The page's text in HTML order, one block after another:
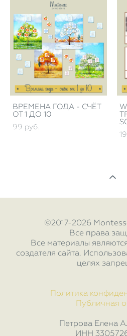
ВРЕМЕНА ГОДА - СЧЁТ
ОТ 1 ДО 10
99 pуб.
©2017-2026
Все права
Все материалы
создателя сайта.
целях
Политика
Публичная
Петрова Елена
ИНН